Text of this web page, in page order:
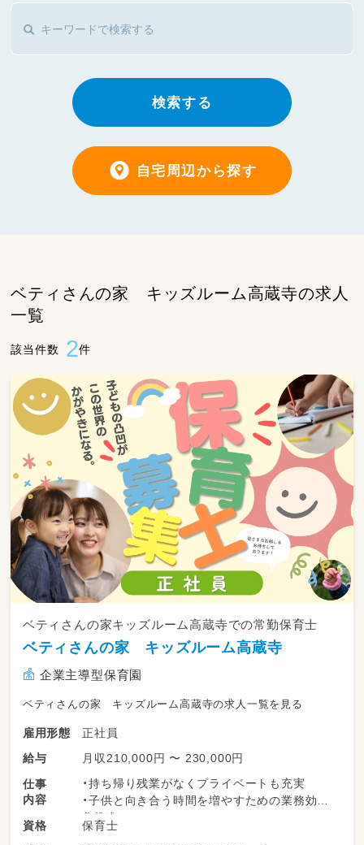
検索する
自宅周辺から探す
ベティさんの家 キッズルーム高蔵寺の求人
一覧
該当件数 2件
ベティさんの家キッズルーム高蔵寺での常勤保育士
ベティさんの家 キッズルーム高蔵寺
企業主導型保育園
ベティさんの家 キッズルーム高蔵寺の求人一覧を見る
雇用形態
正社員
給与
月収210,000円 〜 230,000円
仕事
内容
・持ち帰り残業がなくプライベートも充実
・子供と向き合う時間を増やすための業務効率
化推進
・先生の負担を減らすための工夫を惜しまない
資格
保育士